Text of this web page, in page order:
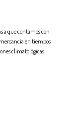
a que contamos con
en tiempos
climatológicas